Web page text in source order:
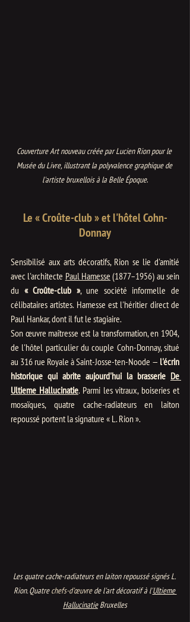
Couverture Art nouveau créée par Lucien Rion pour le
Musée du Livre, illustrant la polyvalence graphique de
l'artiste bruxellois à la Belle Époque.
Le « Croûte-club » et l'hôtel Cohn-
Donnay
Sensibilisé aux arts décoratifs, Rion se lie d'amitié
avec l'architecte Paul Hamesse (1877–1956) au sein
du « Croûte-club », une société informelle de
célibataires artistes. Hamesse est l'héritier direct de
Paul Hankar, dont il fut le stagiaire.
Son œuvre maîtresse est la transformation, en 1904,
de l'hôtel particulier du couple Cohn-Donnay, situé
au 316 rue Royale à Saint-Josse-ten-Noode — l'écrin
historique qui abrite aujourd'hui la brasserie De
Ultieme Hallucinatie. Parmi les vitraux, boiseries et
mosaïques, quatre cache-radiateurs en laiton
repoussé portent la signature « L. Rion ».
Les quatre cache-radiateurs en laiton repoussé signés L.
Rion. Quatre chefs-d'œuvre de l'art décoratif à l'Ultieme
Hallucinatie Bruxelles